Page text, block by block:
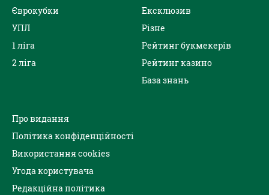
Єврокубки
УПЛ
1 ліга
2 ліга
Ексклюзив
Різне
Рейтинг букмекерів
Рейтинг казино
База знань
Про видання
Політика конфіденційності
Використання cookies
Угода користувача
Редакційна політика